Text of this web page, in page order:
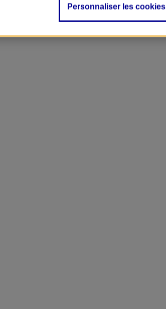
Personnaliser les cookies